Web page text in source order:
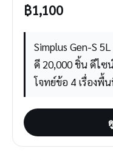
฿1,100
Simplus Gen-S
ดี 20,000 ชิ้น ดีไ
โจทย์ข้อ 4 เรื่องพื้